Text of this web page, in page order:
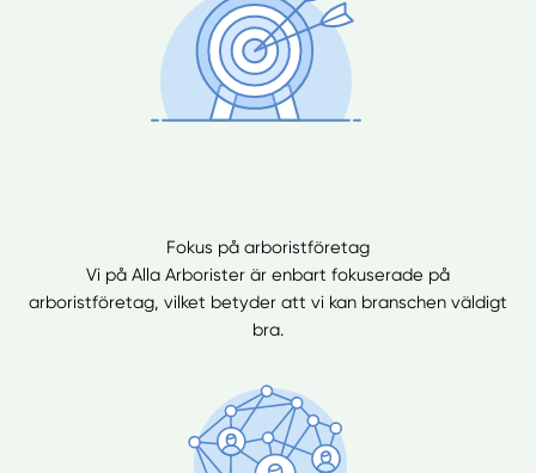
Fokus på arboristföretag
Vi på Alla Arborister är enbart fokuserade på
arboristföretag, vilket betyder att vi kan branschen väldigt
bra.